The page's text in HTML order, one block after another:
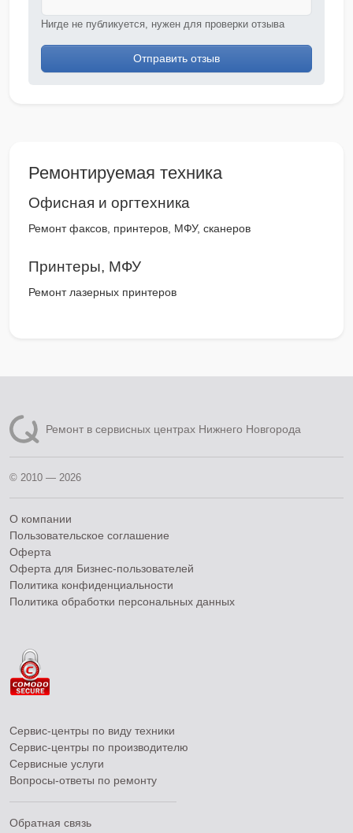
Нигде не публикуется, нужен для проверки отзыва
Отправить отзыв
Ремонтируемая техника
Офисная и оргтехника
Ремонт факсов, принтеров, МФУ, сканеров
Принтеры, МФУ
Ремонт лазерных принтеров
Ремонт в сервисных центрах Нижнего Новгорода
© 2010 — 2026
О компании
Пользовательское соглашение
Оферта
Оферта для Бизнес-пользователей
Политика конфиденциальности
Политика обработки персональных данных
Сервис-центры по виду техники
Сервис-центры по производителю
Сервисные услуги
Вопросы-ответы по ремонту
Обратная связь